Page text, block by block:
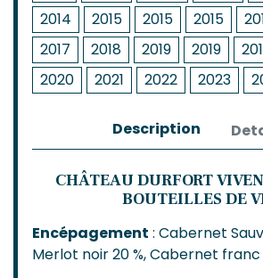
2014
2015 2015 2015
2017
2018 2019 2019
2020
2021 2022 2023
Description
CHÂTEAU DURFORT
BOUTEILLES DE
Encépagement : Cabernet
Merlot noir 20 %, Cabernet franc